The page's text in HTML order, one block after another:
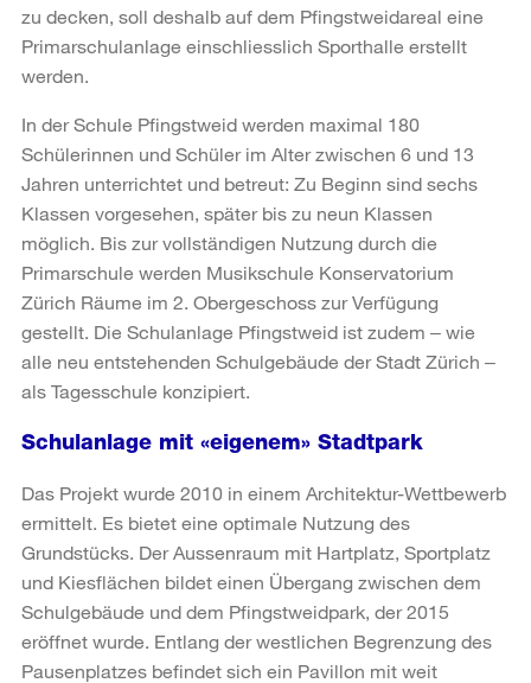
zu decken, soll deshalb auf dem Pfingstweidareal eine
Primarschulanlage einschliesslich Sporthalle erstellt
werden.
In der Schule Pfingstweid werden maximal 180
Schülerinnen und Schüler im Alter zwischen 6 und 13
Jahren unterrichtet und betreut: Zu Beginn sind sechs
Klassen vorgesehen, später bis zu neun Klassen
möglich. Bis zur vollständigen Nutzung durch die
Primarschule werden Musikschule Konservatorium
Zürich Räume im 2. Obergeschoss zur Verfügung
gestellt. Die Schulanlage Pfingstweid ist zudem ‒ wie
alle neu entstehenden Schulgebäude der Stadt Zürich ‒
als Tagesschule konzipiert.
Schulanlage mit «eigenem» Stadtpark
Das Projekt wurde 2010 in einem Architektur-Wettbewerb
ermittelt. Es bietet eine optimale Nutzung des
Grundstücks. Der Aussenraum mit Hartplatz, Sportplatz
und Kiesflächen bildet einen Übergang zwischen dem
Schulgebäude und dem Pfingstweidpark, der 2015
eröffnet wurde. Entlang der westlichen Begrenzung des
Pausenplatzes befindet sich ein Pavillon mit weit